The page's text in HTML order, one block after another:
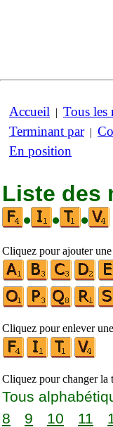
Accueil | Tous les
Terminant par|
En position
Liste des
•
• •
Cliquez pour ajouter
Cliquez pour enlever
Cliquez pour changer la
Tous
8
9 10 11